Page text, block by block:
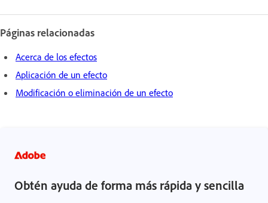
Páginas relacionadas
Acerca de los efectos
Aplicación de un efecto
Modificación o eliminación de un efecto
Obtén ayuda de forma más rápida y sencilla